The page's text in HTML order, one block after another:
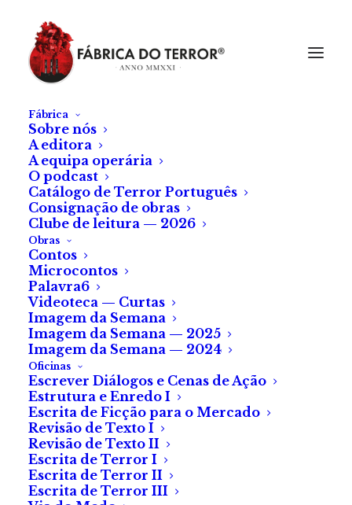
Fábrica
Sobre nós
A editora
A equipa operária
O podcast
Catálogo de Terror Português
Consignação de obras
Clube de leitura — 2026
Obras
Contos
Microcontos
Palavra6
Videoteca — Curtas
Imagem da Semana
Imagem da Semana — 2025
Imagem da Semana — 2024
Oficinas
Escrever Diálogos e Cenas de Ação
Estrutura e Enredo I
Escrita de Ficção para o Mercado
Revisão de Texto I
Revisão de Texto II
Escrita de Terror I
Escrita de Terror II
Escrita de Terror III